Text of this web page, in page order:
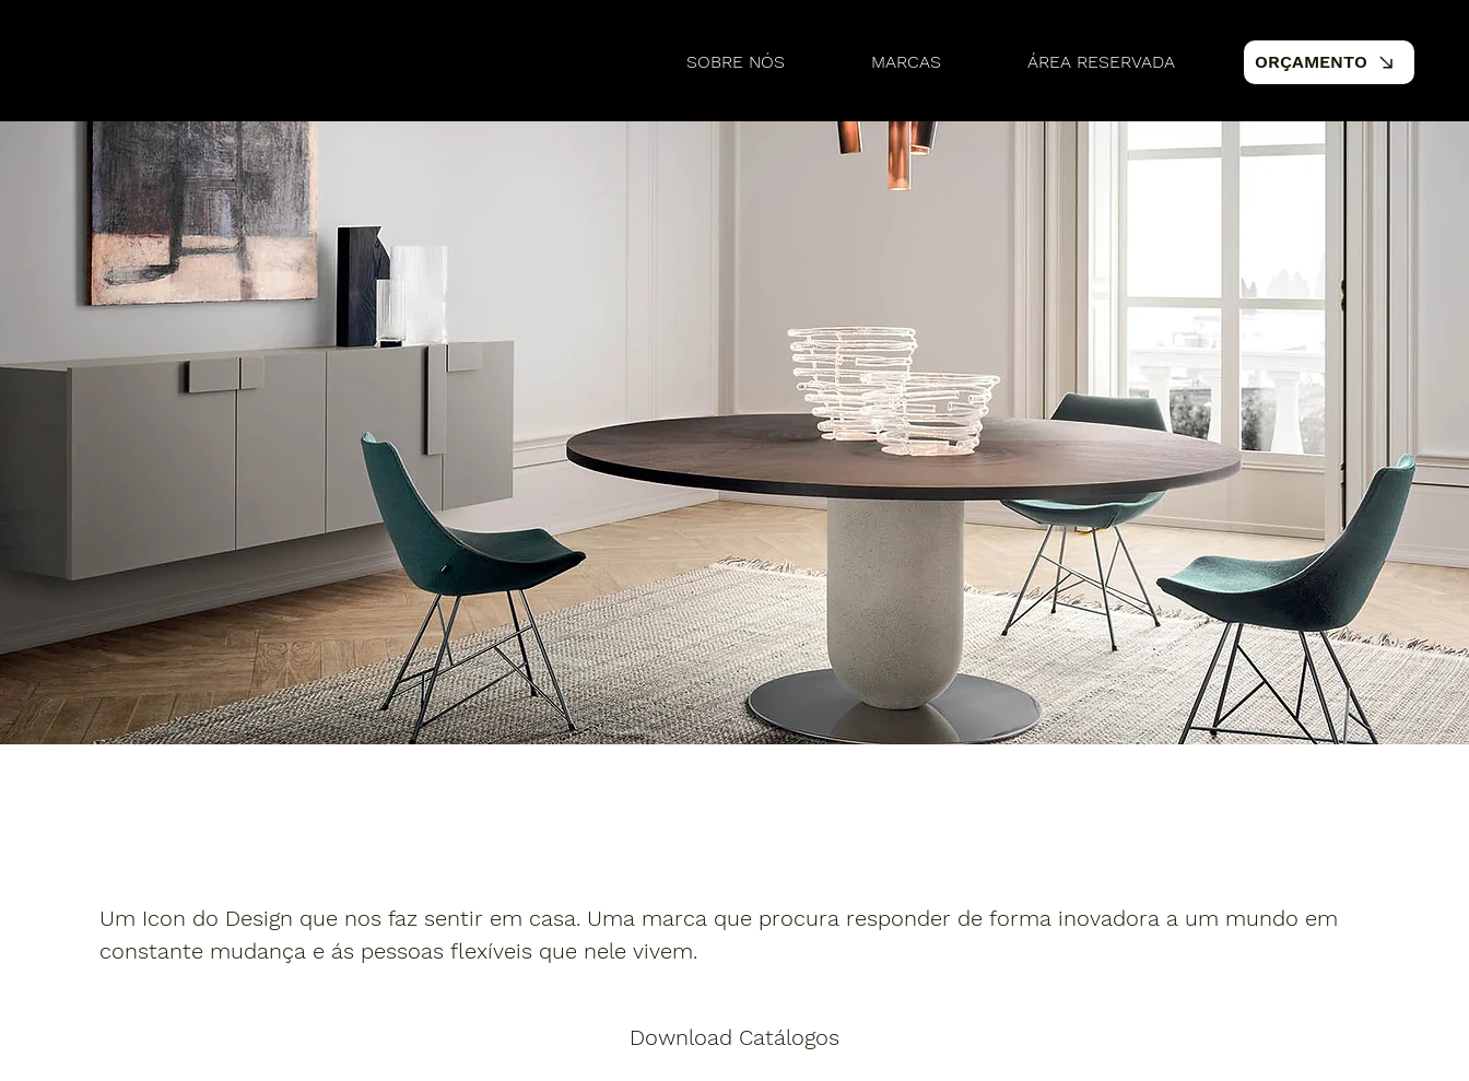
SOBRE NÓS MARCAS ÁREA RESERVADA ORÇAMENTO
Um Icon do Design que nos faz sentir em casa. Uma marca que procura responder de forma inovadora a um mundo em
constante mudança e ás pessoas flexíveis que nele vivem.
Download Catálogos